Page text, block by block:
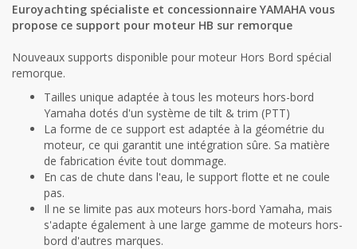
Euroyachting spécialiste et concessionnaire YAMAHA vous
propose ce support pour moteur HB sur remorque
Nouveaux supports disponible pour moteur Hors Bord spécial
remorque.
Tailles unique adaptée à tous les moteurs hors-bord
Yamaha dotés d'un système de tilt & trim (PTT)
La forme de ce support est adaptée à la géométrie du
moteur, ce qui garantit une intégration sûre. Sa matière
de fabrication évite tout dommage.
En cas de chute dans l'eau, le support flotte et ne coule
pas.
Il ne se limite pas aux moteurs hors-bord Yamaha, mais
s'adapte également à une large gamme de moteurs hors-
bord d'autres marques.